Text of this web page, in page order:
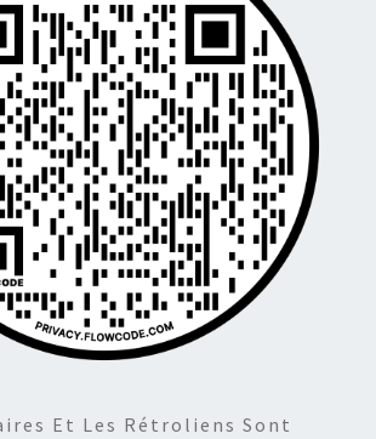
Et Les Rétroliens Sont